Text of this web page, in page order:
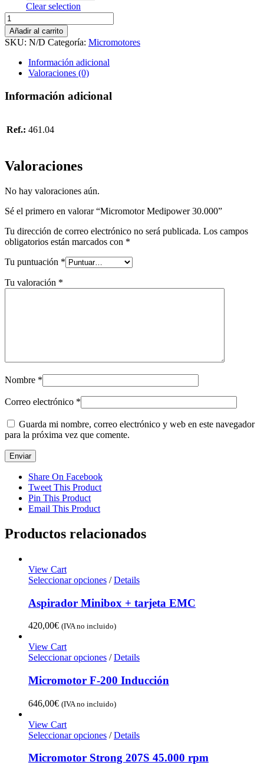
Clear selection
Micromotor
Medipower
30.000
cantidad
Añadir al carrito
SKU: N/D Categoría: Micromotores
Información adicional
Valoraciones (0)
Información adicional
Ref.: 461.04
Valoraciones
No hay valoraciones aún.
Sé el primero en valorar “Micromotor Medipower 30.000”
Tu dirección de correo electrónico no será publicada. Los campos
obligatorios están marcados con *
Tu puntuación *
Tu valoración *
Nombre *
Correo electrónico *
Guarda mi nombre, correo electrónico y web en este navegador
para la próxima vez que comente.
Share On Facebook
Tweet This Product
Pin This Product
Email This Product
Productos relacionados
View Cart
Seleccionar opciones / Details
Aspirador Minibox + tarjeta EMC
420,00€ (IVA no incluido)
View Cart
Seleccionar opciones / Details
Micromotor F-200 Inducción
646,00€ (IVA no incluido)
View Cart
Seleccionar opciones / Details
Micromotor Strong 207S 45.000 rpm